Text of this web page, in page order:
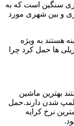
های باری سنگین است که به
و بین شهری مورد
تنی بهترین گزینه هستند به ویژه
ها حمل کرد چرا
بهترین ماشین
شدن دارند.حمل
نرخ کرایه